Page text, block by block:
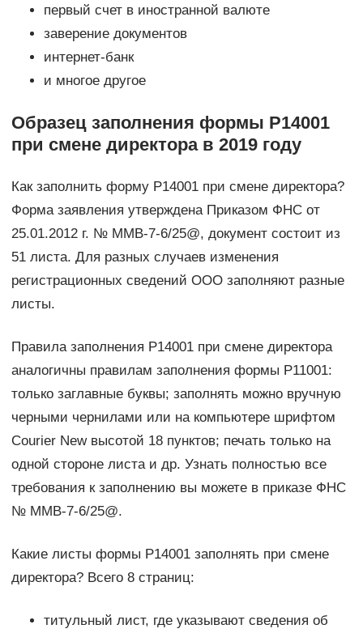
первый счет в иностранной валюте
заверение документов
интернет-банк
и многое другое
Образец заполнения формы Р14001
при смене директора в 2019 году
Как заполнить форму Р14001 при смене директора?
Форма заявления утверждена Приказом ФНС от
25.01.2012 г. № ММВ-7-6/25@, документ состоит из
51 листа. Для разных случаев изменения
регистрационных сведений ООО заполняют разные
листы.
Правила заполнения Р14001 при смене директора
аналогичны правилам заполнения формы Р11001:
только заглавные буквы; заполнять можно вручную
черными чернилами или на компьютере шрифтом
Courier New высотой 18 пунктов; печать только на
одной стороне листа и др. Узнать полностью все
требования к заполнению вы можете в приказе ФНС
№ ММВ-7-6/25@.
Какие листы формы Р14001 заполнять при смене
директора? Всего 8 страниц:
титульный лист, где указывают сведения об